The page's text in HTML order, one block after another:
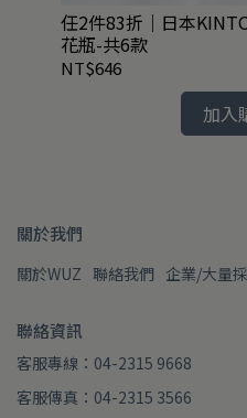
任2件83折｜日本
花瓶-共6款
NT$646
加入
關於我們
關於WUZ 聯絡我們 企業/大量
聯絡資訊
客服專線：04-2315 9668
客服傳真：04-2315 3566